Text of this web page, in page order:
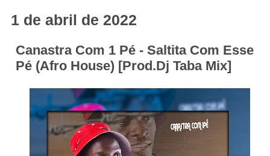
1 de abril de 2022
Canastra Com 1 Pé - Saltita Com Esse
Pé (Afro House) [Prod.Dj Taba Mix]